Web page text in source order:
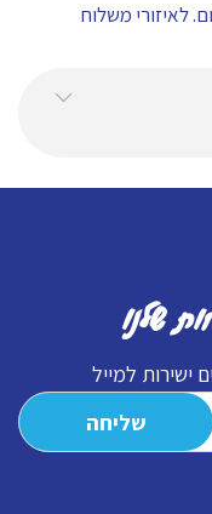
לאיזורי משלוח
שלנו
ישירות למייל